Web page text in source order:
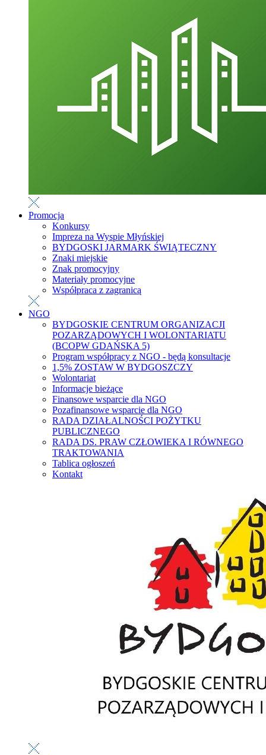
Promocja
Konkursy
Impreza na Wyspie Młyńskiej
BYDGOSKI JARMARK ŚWIĄTECZNY
Znaki miejskie
Znak promocyjny
Materiały promocyjne
Współpraca z zagranicą
NGO
BYDGOSKIE CENTRUM ORGANIZACJI
POZARZĄDOWYCH I WOLONTARIATU
(BCOPW GDAŃSKA 5)
Program współpracy z NGO - będą konsultacje
1,5% ZOSTAW W BYDGOSZCZY
Wolontariat
Informacje bieżące
Finansowe wsparcie dla NGO
Pozafinansowe wsparcie dla NGO
RADA DZIAŁALNOŚCI POŻYTKU
PUBLICZNEGO
RADA DS. PRAW CZŁOWIEKA I RÓWNEGO
TRAKTOWANIA
Tablica ogłoszeń
Kontakt